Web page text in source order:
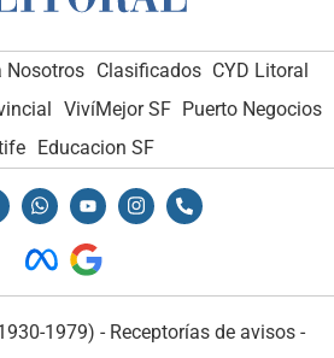
Nosotros Clasificados CYD Litoral
VivíMejor SF Puerto Negocios
Educacion SF
1979) - Receptorías de avisos -